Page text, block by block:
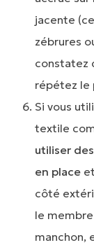
jacente
zébrures
constatez
répétez le
Si vous
textile
utiliser
en place
côté
le
manchon,